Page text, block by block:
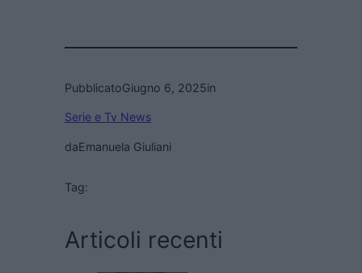
PubblicatoGiugno 6, 2025in
Serie e Tv News
daEmanuela Giuliani
Tag:
Articoli recenti